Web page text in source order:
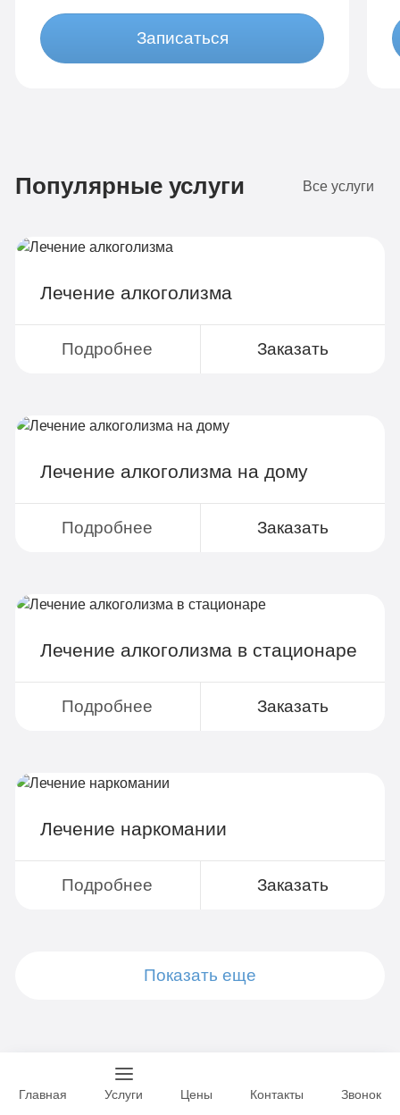
Записаться
4-х местная комната
Групповая терапия
Поддержка родственников
Популярные услуги Все услуги
Лечение алкоголизма
Подробнее Заказать
Лечение алкоголизма на дому
Подробнее Заказать
Лечение алкоголизма в стационаре
Подробнее Заказать
Лечение наркомании
Подробнее Заказать
Подробнее
Подробнее
Подробнее
Подробнее
Подробнее
Подробнее
Подробнее
Подробнее
Показать еще
Специалисты Все врачи
Главная Услуги Цены Контакты Звонок